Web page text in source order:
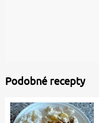
Podobné recepty